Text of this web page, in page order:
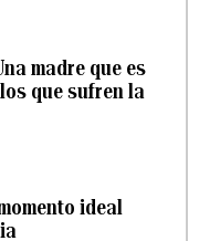
madre que es
que sufren la
ideal